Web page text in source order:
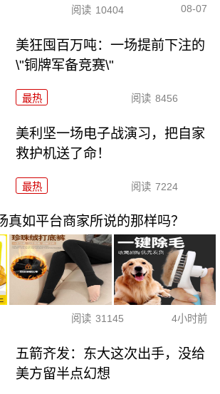
阅读 10404 08-07
美狂囤百万吨：一场提前下注的
\"铜牌军备竞赛\"
最热 阅读 8456
美利坚一场电子战演习，把自家
救护机送了命！
最热 阅读 7224
真如平台商家所说的那样吗？
阅读 31145 4小时前
五箭齐发：东大这次出手，没给
美方留半点幻想